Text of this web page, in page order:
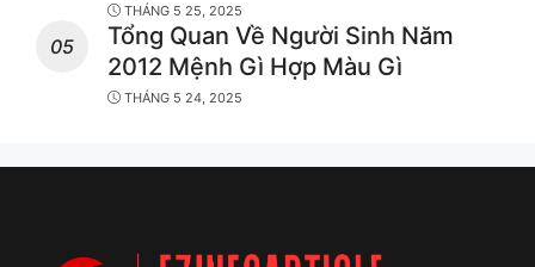
THÁNG 5 25, 2025
Tổng Quan Về Người Sinh Năm
2012 Mệnh Gì Hợp Màu Gì
THÁNG 5 24, 2025